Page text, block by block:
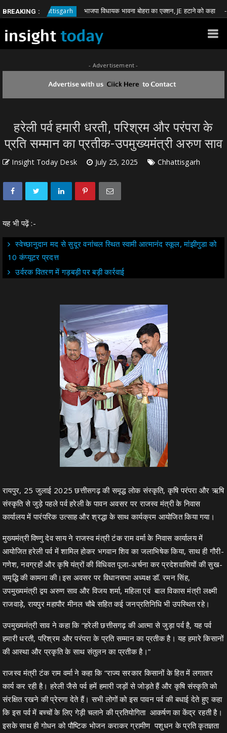
BREAKING :
Chhattisgarh भाजपा विधायक भावना बोहरा का एक्शन, JE हटाने को कहा
- Advertisement -
हरेली पर्व हमारी धरती, परिश्रम और परंपरा के
प्रति सम्मान का प्रतीक-उपमुख्यमंत्री अरुण साव
Insight Today Desk July 25, 2025 Chhattisgarh
यह भी पढ़ें :-
स्वेच्छानुदान मद से सुदूर वनांचल स्थित स्वामी आत्मानंद स्कूल, मांझीगुडा को
10 कंप्यूटर प्रदत्त
उर्वरक वितरण में गड़बड़ी पर बड़ी कार्रवाई
रायपुर, 25 जुलाई 2025 छत्तीसगढ़ की समृद्ध लोक संस्कृति, कृषि परंपरा और ऋषि
संस्कृति से जुड़े पहले पर्व हरेली के पावन अवसर पर राजस्व मंत्री के निवास
कार्यालय में पारंपरिक उत्साह और श्रद्धा के साथ कार्यक्रम आयोजित किया गया।
मुख्यमंत्री विष्णु देव साय ने राजस्व मंत्री टंक राम वर्मा के निवास कार्यालय में
आयोजित हरेली पर्व में शामिल होकर भगवान शिव का जलाभिषेक किया, साथ ही गौरी-
गणेश, नवग्रहों और कृषि यंत्रों की विधिवत पूजा-अर्चना कर प्रदेशवासियों की सुख-
समृद्धि की कामना की।इस अवसर पर विधानसभा अध्यक्ष डॉ. रमन सिंह,
उपमुख्यमंत्री द्वय अरुण साव और विजय शर्मा, महिला एवं बाल विकास मंत्री लक्ष्मी
राजवाड़े, रायपुर महापौर मीनल चौबे सहित कई जनप्रतिनिधि भी उपस्थित रहे।
उपमुख्यमंत्री साव ने कहा कि “हरेली छत्तीसगढ़ की आत्मा से जुड़ा पर्व है, यह पर्व
हमारी धरती, परिश्रम और परंपरा के प्रति सम्मान का प्रतीक है। यह हमारे किसानों
की आस्था और प्रकृति के साथ संतुलन का प्रतीक है।”
राजस्व मंत्री टंक राम वर्मा ने कहा कि “राज्य सरकार किसानों के हित में लगातार
कार्य कर रही है। हरेली जैसे पर्व हमें हमारी जड़ों से जोड़ते हैं और कृषि संस्कृति को
संरक्षित रखने की प्रेरणा देते हैं। सभी लोगों को इस पावन पर्व की बधाई देते हुए कहा
कि इस पर्व में बच्चों के लिए गेड़ी चलाने की प्रतियोगिता आकर्षण का केंद्र रहती है।
इसके साथ ही गोधन को पौष्टिक भोजन कराकर ग्रामीण पशुधन के प्रति कृतज्ञता